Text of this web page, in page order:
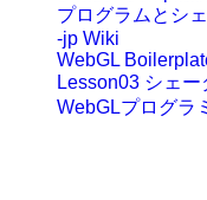
プログラムとシ
-jp Wiki
WebGL
Lesson03 シェ
WebGLプログラ